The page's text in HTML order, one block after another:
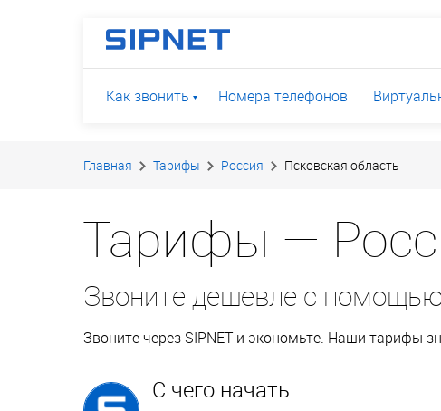
Как звонить Номера телефонов
Главная Тарифы Россия Псковская область
Тарифы —
Звоните дешевле с
Звоните через SIPNET и экономьте. Наши тарифы
С чего начать